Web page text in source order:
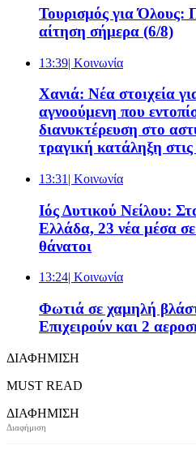
Τουρισμός για
αίτηση σήμερα (6/8)
13:39| Κοινωνία
Χανιά: Νέα στοιχεία
αγνοούμενη που
διανυκτέρευση στο
τραγική κατάληξη στις
13:31 | Κοινωνία
Ιός Δυτικού Νείλου:
Ελλάδα, 23 νέα μέσα
θάνατοι
13:24| Κοινωνία
Φωτιά σε χαμηλή
Επιχειρούν και 2
ΔΙΑΦΗΜΙΣΗ
MUST READ
ΔΙΑΦΗΜΙΣΗ